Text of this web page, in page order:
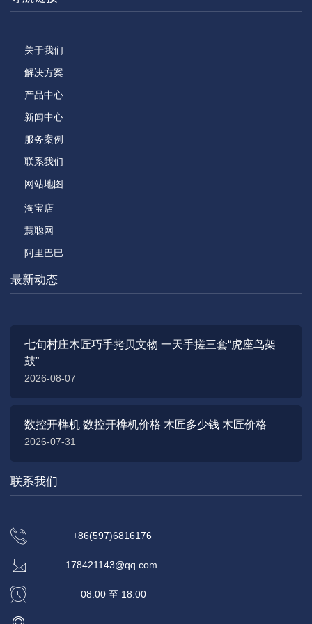
关于我们
解决方案
产品中心
新闻中心
服务案例
联系我们
网站地图
淘宝店
慧聪网
阿里巴巴
最新动态
七旬村庄木匠巧手拷贝文物 一天手搓三套“虎座鸟架
鼓”
2026-08-07
数控开榫机 数控开榫机价格 木匠多少钱 木匠价格
2026-07-31
联系我们
+86(597)6816176
178421143@qq.com
08:00 至 18:00